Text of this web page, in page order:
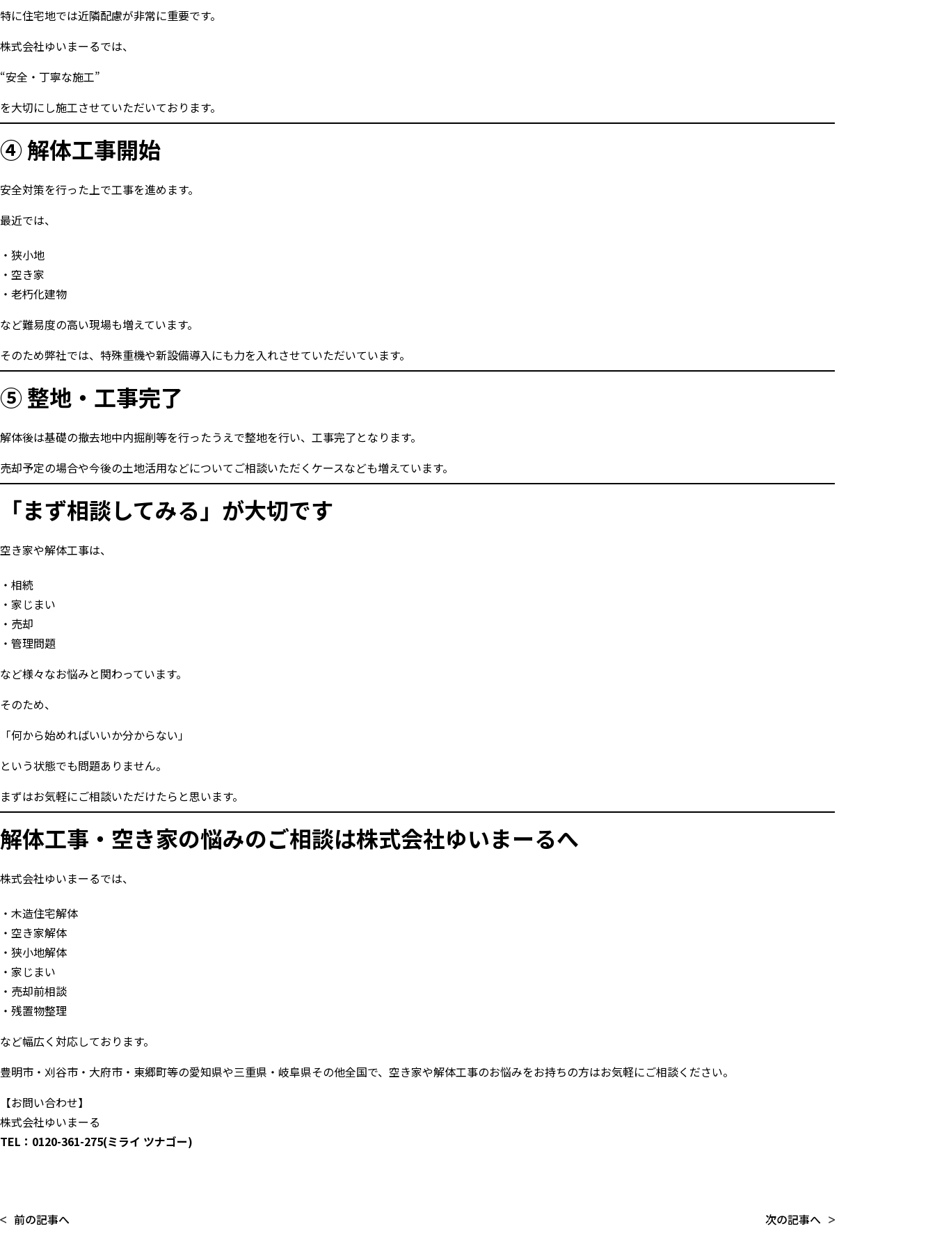
特に住宅地では近隣配慮が非常に重要です。
株式会社ゆいまーるでは、
“安全・丁寧な施工”
を大切にし施工させていただいております。
④ 解体工事開始
安全対策を行った上で工事を進めます。
最近では、
狭小地
空き家
老朽化建物
など難易度の高い現場も増えています。
そのため弊社では、特殊重機や新設備導入にも力を入れさせていただいています。
⑤ 整地・工事完了
解体後は基礎の撤去地中内掘削等を行ったうえで整地を行い、工事完了となります。
売却予定の場合や今後の土地活用などについてご相談いただくケースなども増えています。
「まず相談してみる」が大切です
空き家や解体工事は、
相続
家じまい
売却
管理問題
など様々なお悩みと関わっています。
そのため、
「何から始めればいいか分からない」
という状態でも問題ありません。
まずはお気軽にご相談いただけたらと思います。
解体工事・空き家の悩みのご相談は株式会社ゆいまーるへ
株式会社ゆいまーるでは、
木造住宅解体
空き家解体
狭小地解体
家じまい
売却前相談
残置物整理
など幅広く対応しております。
豊明市・刈谷市・大府市・東郷町等の愛知県や三重県・岐阜県その他全国で、空き家や解体工事のお悩みをお持ちの方はお気軽にご相談ください。
【お問い合わせ】
株式会社ゆいまーる
TEL：0120-361-275(ミライ ツナゴー)
前の記事へ 次の記事へ